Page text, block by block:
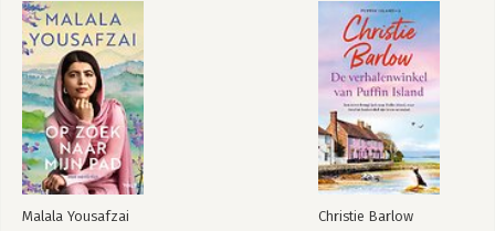
Malala Yousafzai Christie Barlow